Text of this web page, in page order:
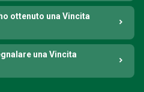
ottenuto una Vincita
una Vincita